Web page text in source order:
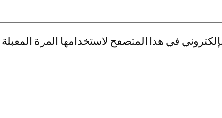
في هذا المتصفح لاستخدامها المرة